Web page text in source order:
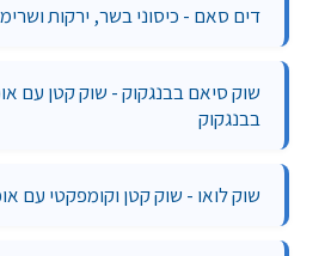
דים סאם - כיסוני בשר, ירקות
שוק סיאם בבנגקוק - שוק קטן עם
בבנגקוק
שוק לואו - שוק קטן וקומפקטי עם